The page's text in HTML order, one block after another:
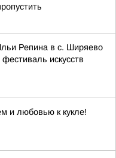
Репина в с. Ширяево
искусств
и любовью к кукле!